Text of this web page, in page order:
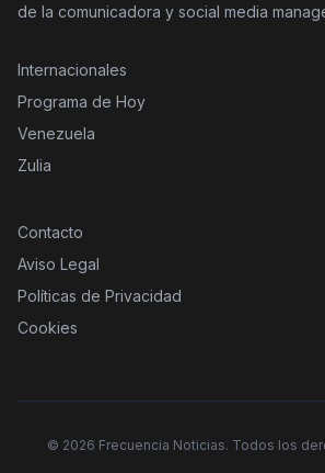
de la comunicadora y social media
Internacionales
Programa de Hoy
Venezuela
Zulia
Contacto
Aviso Legal
Políticas de Privacidad
Cookies
© 2026 Frecuencia Noticias. Todos los